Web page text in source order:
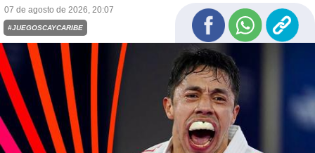
07 de agosto de 2026, 20:07
#JUEGOSCAYCARIBE